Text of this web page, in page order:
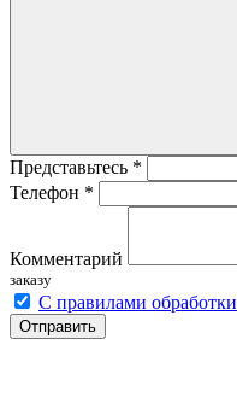
Представьтесь *
Телефон *
Комментарий
заказу
С правилами обработки
Отправить